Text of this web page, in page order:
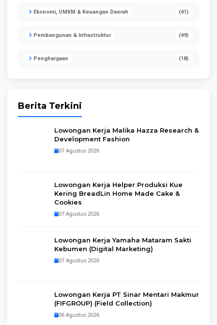
Ekonomi, UMKM & Keuangan Daerah (41)
Pembangunan & Infrastruktur (49)
Penghargaan (18)
Berita Terkini
Lowongan Kerja Malika Hazza Research &
Development Fashion
07 Agustus 2026
Lowongan Kerja Helper Produksi Kue
Kering BreadLin Home Made Cake &
Cookies
07 Agustus 2026
Lowongan Kerja Yamaha Mataram Sakti
Kebumen (Digital Marketing)
07 Agustus 2026
Lowongan Kerja PT Sinar Mentari Makmur
(FIFGROUP) (Field Collection)
06 Agustus 2026